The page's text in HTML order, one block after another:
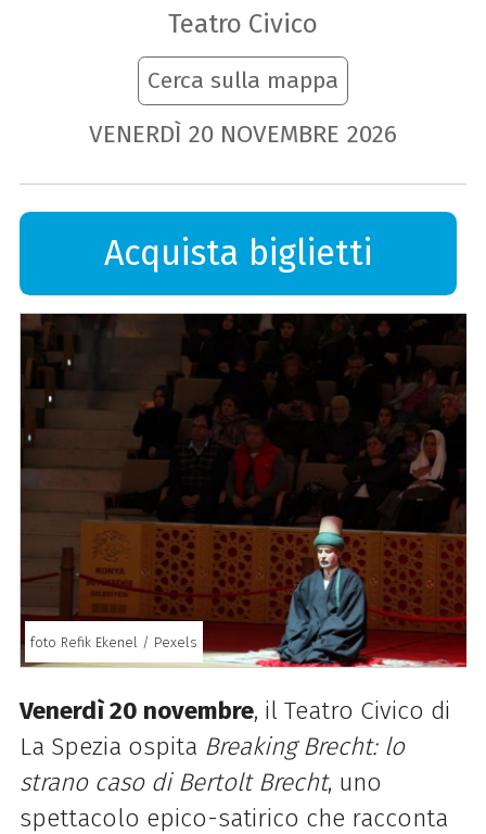
Teatro Civico
Cerca sulla mappa
VENERDÌ 20 NOVEMBRE 2026
Acquista biglietti
foto Refik Ekenel / Pexels
Venerdì 20 novembre, il Teatro Civico di
La Spezia ospita Breaking Brecht: lo
strano caso di Bertolt Brecht, uno
spettacolo epico-satirico che racconta